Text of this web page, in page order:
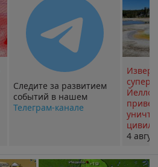
Следите за развитием
событий в нашем
Телеграм-канале
4